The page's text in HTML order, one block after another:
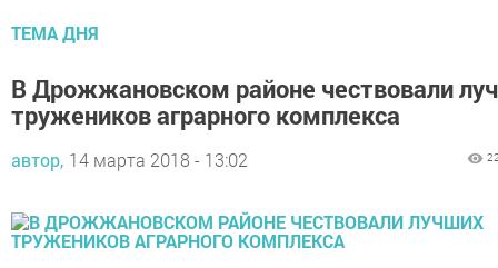
ТЕМА ДНЯ
В Дрожжановском районе чествовали
тружеников аграрного комплекса
автор, 14 марта 2018 - 13:02